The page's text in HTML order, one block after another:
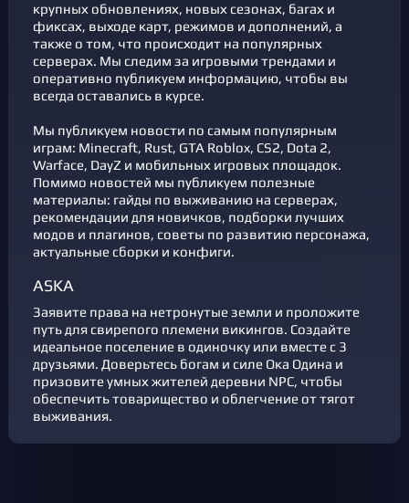
крупных обновлениях, новых сезонах, багах и
фикcах, выходе карт, режимов и дополнений, а
также о том, что происходит на популярных
серверах. Мы следим за игровыми трендами и
оперативно публикуем информацию, чтобы вы
всегда оставались в курсе.
Мы публикуем новости по самым популярным
играм: Minecraft, Rust, GTA Roblox, CS2, Dota 2,
Warface, DayZ и мобильных игровых площадок.
Помимо новостей мы публикуем полезные
материалы: гайды по выживанию на серверах,
рекомендации для новичков, подборки лучших
модов и плагинов, советы по развитию персонажа,
актуальные сборки и конфиги.
ASKA
Заявите права на нетронутые земли и проложите
путь для свирепого племени викингов. Создайте
идеальное поселение в одиночку или вместе с 3
друзьями. Доверьтесь богам и силе Ока Одина и
призовите умных жителей деревни NPC, чтобы
обеспечить товарищество и облегчение от тягот
выживания.